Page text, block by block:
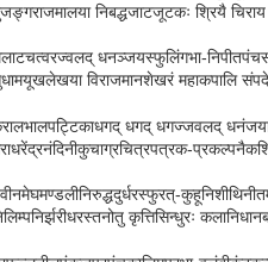
निबद्धजाटजूटकः श्रियै
धनञ्जयस्फुलिंगभा-
विराजमानशेखरं महाकपालि
धगद् धगज्जवलद्
कृत्तिसिन्धुरः